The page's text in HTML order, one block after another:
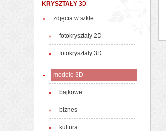
KRYSZTAŁY 3D
zdjęcia w szkle
fotokryształy 2D
fotokryształy 3D
modele 3D
bajkowe
biznes
kultura